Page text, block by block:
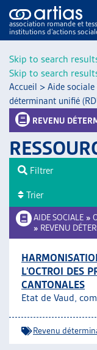
Skip to search
Skip to search
association romande et
institutions d’actions
NOS PUBLICATIONS
ARTICLES
VEILLE
RESSOURCES
THÉMATIQUES
AUTRES
ARTIAS
L’ASSOCIATION
PROJETS ET ACTIVITÉS
JOURNÉES D’AUTOMNE
Accueil > Aide sociale
déterminant unifié
REVENU
AIDE SOCIALE »
» REVENU
L’OCTROI DES
CANTONALES
Etat de Vaud,
Revenu
Filtrer
Trier